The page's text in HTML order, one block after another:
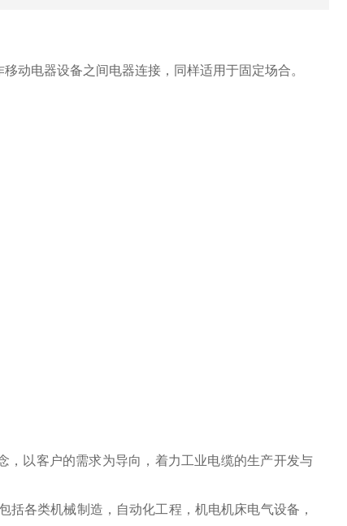
动电器设备之间电器连接，同样适用于固定场合。
，以客户的需求为导向，着力工业电缆的生产开发与
各类机械制造，自动化工程，机电机床电气设备，